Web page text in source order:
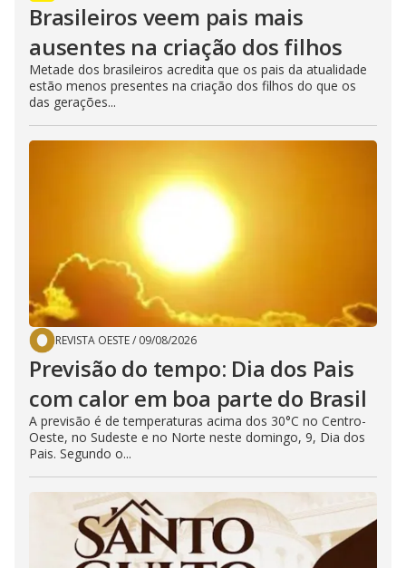
Brasileiros veem pais mais
ausentes na criação dos filhos
Metade dos brasileiros acredita que os pais da atualidade
estão menos presentes na criação dos filhos do que os
das gerações...
REVISTA OESTE/ 09/08/2026
Previsão do tempo: Dia dos Pais
com calor em boa parte do Brasil
A previsão é de temperaturas acima dos 30°C no Centro-
Oeste, no Sudeste e no Norte neste domingo, 9, Dia dos
Pais. Segundo o...